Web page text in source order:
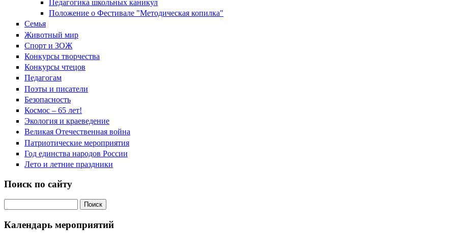
Педагогика школьных каникул
Положение о Фестивале "Методическая копилка"
Семья
Животный мир
Спорт и ЗОЖ
Конкурсы творчества
Конкурсы чтецов
Педагогам
Поэты и писатели
Безопасность
Космос – 65 лет!
Экология и краеведение
Великая Отечественная война
Патриотические мероприятия
Год единства народов России
Лето и летние праздники
Поиск по сайту
Календарь мероприятий